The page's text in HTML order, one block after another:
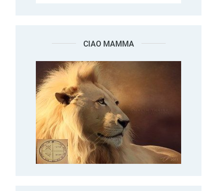
CIAO MAMMA